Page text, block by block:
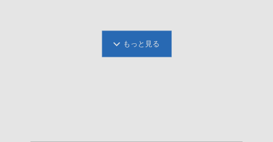
もっと見る